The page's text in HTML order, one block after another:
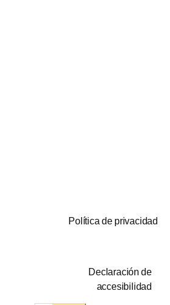
Política de privacidad
Declaración de
accesibilidad